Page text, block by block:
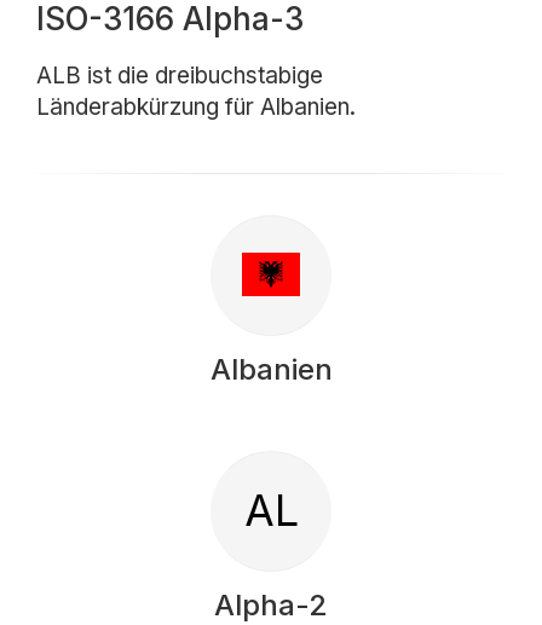
ISO-3166 Alpha-3
ALB ist die dreibuchstabige
Länderabkürzung für Albanien.
Albanien
AL
Alpha-2